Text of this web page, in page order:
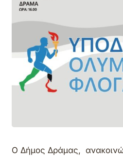
Ο Δήμος Δράμας,